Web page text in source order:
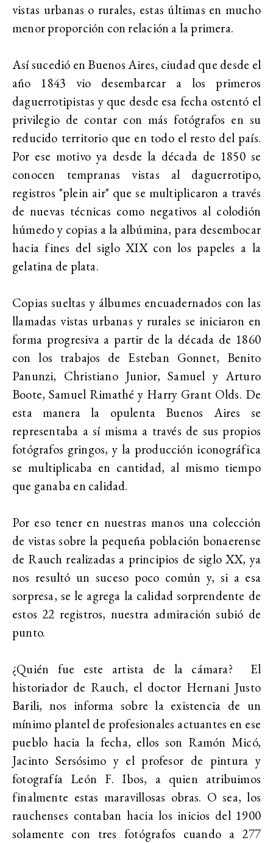
vistas urbanas o rurales, estas últimas en mucho
menor proporción con relación a la primera.
Así sucedió en Buenos Aires, ciudad que desde el
año 1843 vio desembarcar a los primeros
daguerrotipistas y que desde esa fecha ostentó el
privilegio de contar con más fotógrafos en su
reducido territorio que en todo el resto del país.
Por ese motivo ya desde la década de 1850 se
conocen tempranas vistas al daguerrotipo,
registros "plein air" que se multiplicaron a través
de nuevas técnicas como negativos al colodión
húmedo y copias a la albúmina, para desembocar
hacia fines del siglo XIX con los papeles a la
gelatina de plata.
Copias sueltas y álbumes encuadernados con las
llamadas vistas urbanas y rurales se iniciaron en
forma progresiva a partir de la década de 1860
con los trabajos de Esteban Gonnet, Benito
Panunzi, Christiano Junior, Samuel y Arturo
Boote, Samuel Rimathé y Harry Grant Olds. De
esta manera la opulenta Buenos Aires se
representaba a sí misma a través de sus propios
fotógrafos gringos, y la producción iconográfica
se multiplicaba en cantidad, al mismo tiempo
que ganaba en calidad.
Por eso tener en nuestras manos una colección
de vistas sobre la pequeña población bonaerense
de Rauch realizadas a principios de siglo XX, ya
nos resultó un suceso poco común y, si a esa
sorpresa, se le agrega la calidad sorprendente de
estos 22 registros, nuestra admiración subió de
punto.
¿Quién fue este artista de la cámara? El
historiador de Rauch, el doctor Hernani Justo
Barili, nos informa sobre la existencia de un
mínimo plantel de profesionales actuantes en ese
pueblo hacia la fecha, ellos son Ramón Micó,
Jacinto Sersósimo y el profesor de pintura y
fotografía León F. Ibos, a quien atribuimos
finalmente estas maravillosas obras. O sea, los
rauchenses contaban hacia los inicios del 1900
solamente con tres fotógrafos cuando a 277